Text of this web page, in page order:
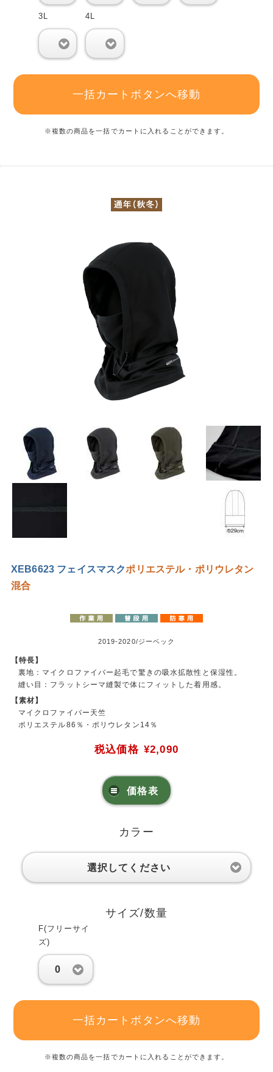
3L 4L
一括カートボタンへ移動
※複数の商品を一括でカートに入れることができます。
XEB6623 フェイスマスクポリエステル・ポリウレタン
混合
2019-2020/ジーベック
【特長】
裏地：マイクロファイバー起毛で驚きの吸水拡散性と保湿性。
縫い目：フラットシーマ縫製で体にフィットした着用感。
【素材】
マイクロファイバー天竺
ポリエステル86％・ポリウレタン14％
税込価格 ¥2,090
価格表
カラー
選択してください
サイズ/数量
F(フリーサイ
ズ)
0
一括カートボタンへ移動
※複数の商品を一括でカートに入れることができます。